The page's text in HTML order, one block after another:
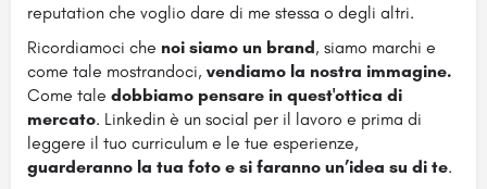
reputation che voglio dare di me stessa o degli altri.
Ricordiamoci che noi siamo un brand, siamo marchi e
come tale mostrandoci, vendiamo la nostra immagine.
Come tale dobbiamo pensare in quest'ottica di
mercato. Linkedin è un social per il lavoro e prima di
leggere il tuo curriculum e le tue esperienze,
guarderanno la tua foto e si faranno un’idea su di te.